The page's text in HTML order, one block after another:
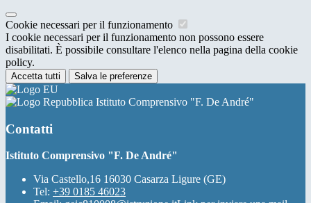
Cookie necessari per il funzionamento
I cookie necessari per il funzionamento non possono essere
disabilitati. È possibile consultare l'elenco nella pagina della cookie
policy.
Accetta tutti Salva le preferenze
Istituto Comprensivo "F. De André"
Contatti
Istituto Comprensivo "F. De André"
Via Castello,16 16030 Casarza Ligure (GE)
Tel: +39 0185 46023